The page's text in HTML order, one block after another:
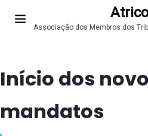
Associação dos Membros dos
Início dos
mandatos